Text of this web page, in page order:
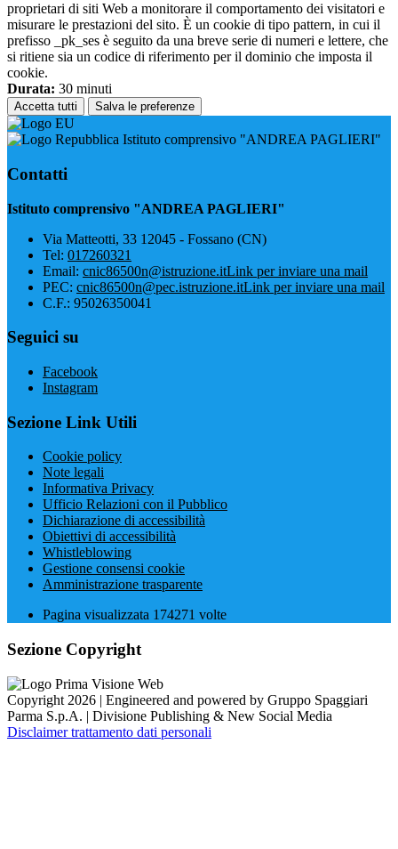
proprietari di siti Web a monitorare il comportamento dei visitatori e
misurare le prestazioni del sito. È un cookie di tipo pattern, in cui il
prefisso _pk_ses è seguito da una breve serie di numeri e lettere, che
si ritiene sia un codice di riferimento per il dominio che imposta il
cookie.
Durata: 30 minuti
Accetta tutti Salva le preferenze
Istituto comprensivo "ANDREA PAGLIERI"
Contatti
Istituto comprensivo "ANDREA PAGLIERI"
Via Matteotti, 33 12045 - Fossano (CN)
Tel: 017260321
Email: cnic86500n@istruzione.itLink per inviare una mail
PEC: cnic86500n@pec.istruzione.itLink per inviare una mail
C.F.: 95026350041
Seguici su
Facebook
Instagram
Sezione Link Utili
Cookie policy
Note legali
Informativa Privacy
Ufficio Relazioni con il Pubblico
Dichiarazione di accessibilità
Obiettivi di accessibilità
Whistleblowing
Gestione consensi cookie
Amministrazione trasparente
Pagina visualizzata 174271 volte
Sezione Copyright
Copyright 2026 | Engineered and powered by Gruppo Spaggiari
Parma S.p.A. | Divisione Publishing & New Social Media
Disclaimer trattamento dati personali